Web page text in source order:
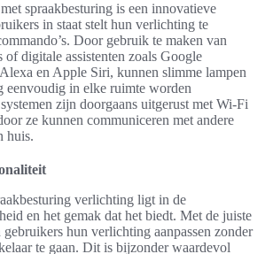
spraakbesturing is een innovatieve
in staat stelt hun verlichting te
Door gebruik te maken van
of digitale assistenten zoals Google
en Apple Siri, kunnen slimme lampen
eenvoudig in elke ruimte worden
zijn doorgaans uitgerust met Wi-Fi
ze kunnen communiceren met andere
huis.
verlichting ligt in de
en het gemak dat het biedt. Met de juiste
hun verlichting aanpassen zonder
te gaan. Dit is bijzonder waardevol